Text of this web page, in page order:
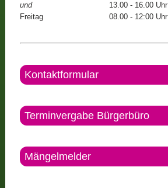
und
13.00 - 16.00 Uhr
Freitag
08.00 - 12:00 Uhr
Kontaktformular
Terminvergabe Bürgerbüro
Mängelmelder